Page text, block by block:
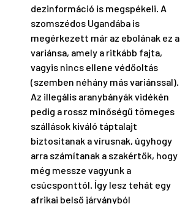
dezinformáció is megspékeli. A
szomszédos Ugandába is
megérkezett már az ebolának ez a
variánsa, amely a ritkább fajta,
vagyis nincs ellene védőoltás
(szemben néhány más variánssal).
Az illegális aranybányák vidékén
pedig a rossz minőségű tömeges
szállások kiváló táptalajt
biztosítanak a vírusnak, úgyhogy
arra számítanak a szakértők, hogy
még messze vagyunk a
csúcsponttól. Így lesz tehát egy
afrikai belső járványból